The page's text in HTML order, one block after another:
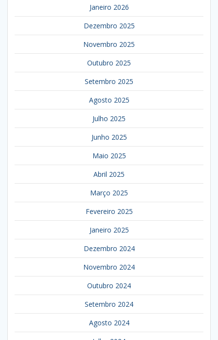
Janeiro 2026
Dezembro 2025
Novembro 2025
Outubro 2025
Setembro 2025
Agosto 2025
Julho 2025
Junho 2025
Maio 2025
Abril 2025
Março 2025
Fevereiro 2025
Janeiro 2025
Dezembro 2024
Novembro 2024
Outubro 2024
Setembro 2024
Agosto 2024